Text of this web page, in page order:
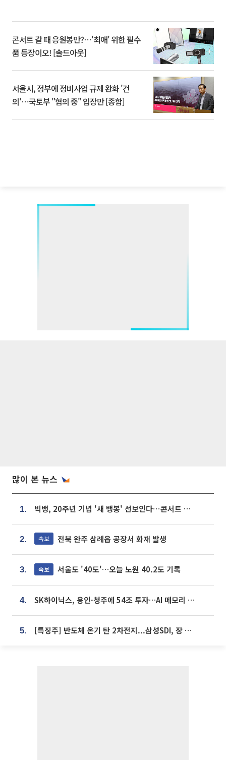
콘서트 갈 때 응원봉만?⋯'최애' 위한 필수
품 등장이오! [솔드아웃]
서울시, 정부에 정비사업 규제 완화 '건
의'⋯국토부 "협의 중" 입장만 [종합]
많이 본 뉴스
1. 빅뱅, 20주년 기념 '새 뱅봉' 선보인다⋯콘서트 앞두고 팝업 개최
2. 속보 전북 완주 삼례읍 공장서 화재 발생
3. 속보 서울도 '40도'…오늘 노원 40.2도 기록
4. SK하이닉스, 용인·청주에 54조 투자…AI 메모리 생산기지 키운다
5. [특징주] 반도체 온기 탄 2차전지...삼성SDI, 장 초반 7% 넘게 껑충